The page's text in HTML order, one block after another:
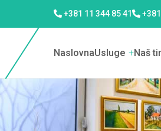
+381 11 344 85 41
NaslovnaUsluge +Naš